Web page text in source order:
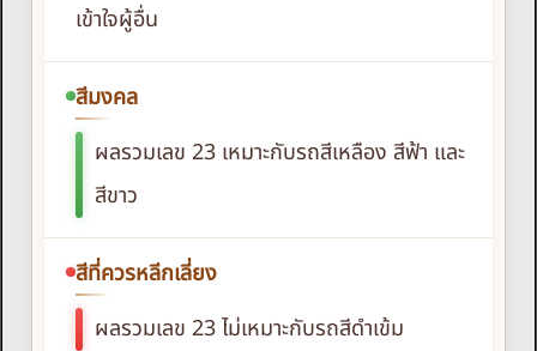
เข้าใจผู้อื่น
สีมงคล
ผลรวมเลข 23 เหมาะกับรถสีเหลือง สีฟ้า และ
สีขาว
สีที่ควรหลีกเลี่ยง
ผลรวมเลข 23 ไม่เหมาะกับรถสีดำเข้ม